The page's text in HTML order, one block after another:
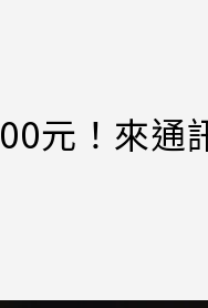
元！來